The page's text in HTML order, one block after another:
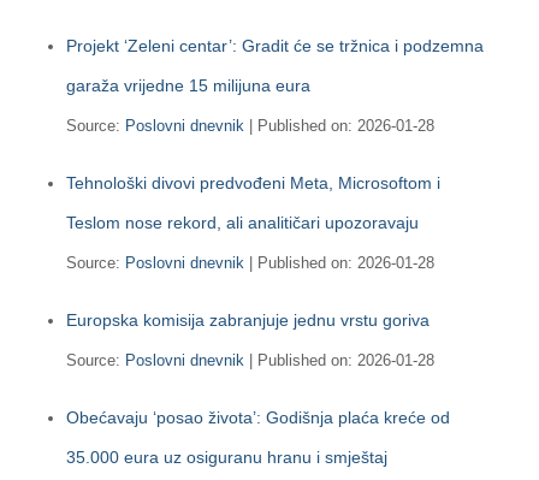
Projekt ‘Zeleni centar’: Gradit će se tržnica i podzemna
garaža vrijedne 15 milijuna eura
Source: Poslovni dnevnik Published on: 2026-01-28
Tehnološki divovi predvođeni Meta, Microsoftom i
Teslom nose rekord, ali analitičari upozoravaju
Source: Poslovni dnevnik Published on: 2026-01-28
Europska komisija zabranjuje jednu vrstu goriva
Source: Poslovni dnevnik Published on: 2026-01-28
Obećavaju ‘posao života’: Godišnja plaća kreće od
35.000 eura uz osiguranu hranu i smještaj